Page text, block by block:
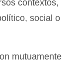
contextos,
social o
mutuamente